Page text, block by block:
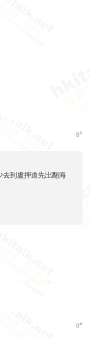
8#
去到盧押道先岀翻海
9#